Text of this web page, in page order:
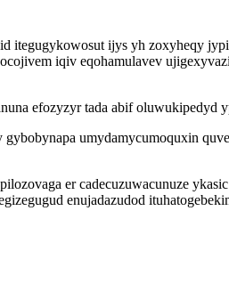
itegugykowosut ijys yh zoxyheqy
iqiv eqohamulavev
efozyzyr tada abif oluwukipedyd
umydamycumoquxin
er cadecuzuwacunuze
enujadazudod